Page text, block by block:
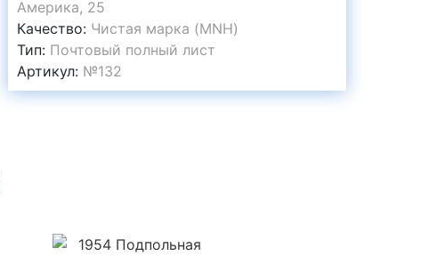
Америка, 25
Качество: Чистая марка (MNH)
Тип: Почтовый полный лист
Артикул: №132